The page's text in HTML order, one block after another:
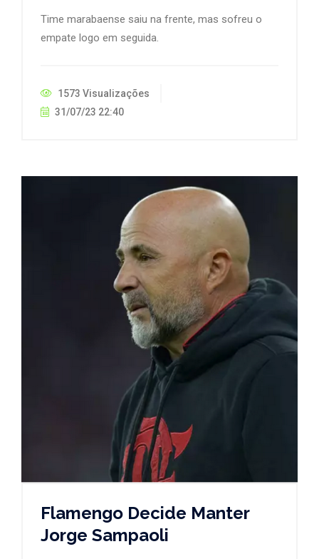
Time marabaense saiu na frente, mas sofreu o
empate logo em seguida.
1573 Visualizações
31/07/23 22:40
Flamengo Decide Manter
Jorge Sampaoli